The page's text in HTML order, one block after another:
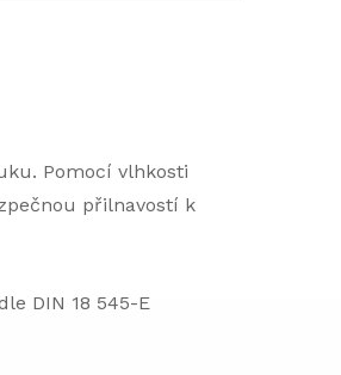
Pomocí vlhkosti
přilnavostí k
DIN 18 545-E